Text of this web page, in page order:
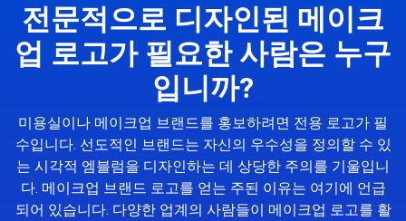
전문적으로 디자인된 메이크
업 로고가 필요한 사람은 누구
입니까?
미용실이나 메이크업 브랜드를 홍보하려면 전용 로고가 필
수입니다. 선도적인 브랜드는 자신의 우수성을 정의할 수 있
는 시각적 엠블럼을 디자인하는 데 상당한 주의를 기울입니
다. 메이크업 브랜드 로고를 얻는 주된 이유는 여기에 언급
되어 있습니다. 다양한 업계의 사람들이 메이크업 로고를 활